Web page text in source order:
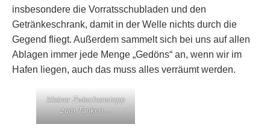
insbesondere die Vorratsschubladen und den
Getränkeschrank, damit in der Welle nichts durch die
Gegend fliegt. Außerdem sammelt sich bei uns auf allen
Ablagen immer jede Menge „Gedöns“ an, wenn wir im
Hafen liegen, auch das muss alles verräumt werden.
kleiner Zwischenstopp
zum Tanken…